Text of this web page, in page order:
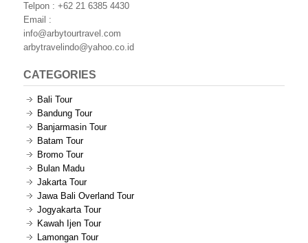
Telpon : +62 21 6385 4430
Email :
info@arbytourtravel.com
arbytravelindo@yahoo.co.id
CATEGORIES
Bali Tour
Bandung Tour
Banjarmasin Tour
Batam Tour
Bromo Tour
Bulan Madu
Jakarta Tour
Jawa Bali Overland Tour
Jogyakarta Tour
Kawah Ijen Tour
Lamongan Tour